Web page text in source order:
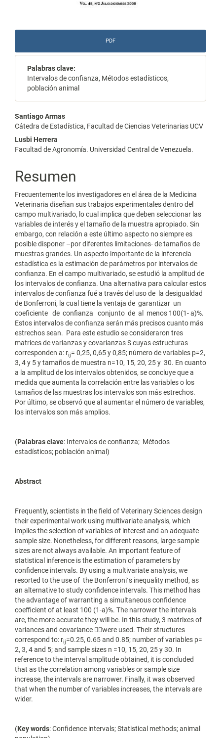
PDF
Palabras clave:
Intervalos de confianza, Métodos estadísticos,
población animal
Contenido
principal
del
artículo
Santiago Armas
Cátedra de Estadística, Facultad de Ciencias Veterinarias UCV
Lusbi Herrera
Facultad de Agronomía. Universidad Central de Venezuela.
Resumen
Frecuentemente los investigadores en el área de la Medicina
Veterinaria diseñan sus trabajos experimentales dentro del
campo multivariado, lo cual implica que deben seleccionar las
variables de interés y el tamaño de la muestra apropiado. Sin
embargo, con relación a este último aspecto no siempre es
posible disponer –por diferentes limitaciones- de tamaños de
muestras grandes. Un aspecto importante de la inferencia
estadística es la estimación de parámetros por intervalos de
confianza. En el campo multivariado, se estudió la amplitud de
los intervalos de confianza. Una alternativa para calcular estos
intervalos de confianza fué a través del uso de la desigualdad
de Bonferroni, la cual tiene la ventaja de garantizar un
coeficiente de confianza conjunto de al menos 100(1- a)%.
Estos intervalos de confianza serán más precisos cuanto más
estrechos sean. Para este estudio se consideraron tres
matrices de varianzas y covarianzas S cuyas estructuras
corresponden a: rij= 0,25, 0,65 y 0,85; número de variables p=2,
3, 4 y 5 y tamaños de muestra n=10, 15, 20, 25 y 30. En cuanto
a la amplitud de los intervalos obtenidos, se concluye que a
medida que aumenta la correlación entre las variables o los
tamaños de las muestras los intervalos son más estrechos.
Por último, se observó que al aumentar el número de variables,
los intervalos son más amplios.
(Palabras clave: Intervalos de confianza; Métodos
estadísticos; población animal)
Abstract
Frequently, scientists in the field of Veterinary Sciences design
their experimental work using multivariate analysis, which
implies the selection of variables of interest and an adequate
sample size. Nonetheless, for different reasons, large sample
sizes are not always available. An important feature of
statistical inference is the estimation of parameters by
confidence intervals. By using a multivariate analysis, we
resorted to the use of the Bonferroni´s inequality method, as
an alternative to study confidence intervals. This method has
the advantage of warranting a simultaneous confidence
coefficient of at least 100 (1-a)%. The narrower the intervals
are, the more accurate they will be. In this study, 3 matrixes of
variances and covariance were used. Their structures
correspond to: rij=0.25, 0.65 and 0.85; number of variables p=
2, 3, 4 and 5; and sample sizes n =10, 15, 20, 25 y 30. In
reference to the interval amplitude obtained, it is concluded
that as the correlation among variables or sample size
increase, the intervals are narrower. Finally, it was observed
that when the number of variables increases, the intervals are
wider.
(Key words: Confidence intervals; Statistical methods; animal